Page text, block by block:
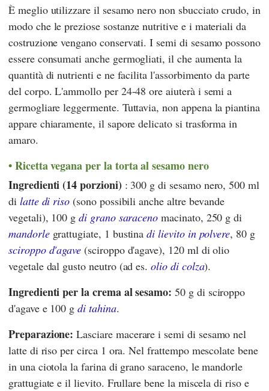
È meglio utilizzare il sesamo nero non sbucciato crudo, in
modo che le preziose sostanze nutritive e i materiali da
costruzione vengano conservati. I semi di sesamo possono
essere consumati anche germogliati, il che aumenta la
quantità di nutrienti e ne facilita l'assorbimento da parte
del corpo. L'ammollo per 24-48 ore aiuterà i semi a
germogliare leggermente. Tuttavia, non appena la piantina
appare chiaramente, il sapore delicato si trasforma in
amaro.
Ricetta vegana per la torta al sesamo nero
Ingredienti (14 porzioni) : 300 g di sesamo nero, 500 ml
di latte di riso (sono possibili anche altre bevande
vegetali), 100 gdi grano saraceno macinato, 250 g di
mandorlegrattugiate, 1 bustinadi lievito in polvere, 80 g
sciroppo d'agave (sciroppo d'agave), 120 ml di olio
vegetale dal gusto neutro (ad es.olio di colza).
Ingredienti per la crema al sesamo: 50 g di sciroppo
d'agave e 100 gdi tahina.
Preparazione: Lasciare macerare i semi di sesamo nel
latte di riso per circa 1 ora. Nel frattempo mescolate bene
in una ciotola la farina di grano saraceno, le mandorle
grattugiate e il lievito. Frullare bene la miscela di riso e